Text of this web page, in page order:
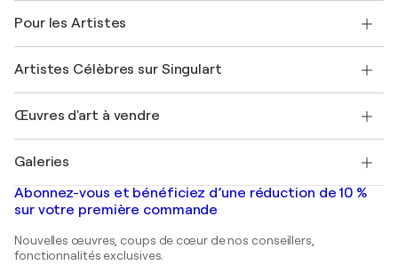
Offrir une carte cadeau
Rejoignez notre programme commercial
Mon compte
+33 1 76 44 06 42
FAQ
Magazine Singulart
Emplois
Découvrez une sélection d'art original
Pour les Artistes
Se connecter en tant qu'Artiste
Artistes Célèbres sur Singulart
Marc Chagall
Banksy
Mr. Brainwash
Shepard Fairey
Œuvres d'art à vendre
Tableaux abstraits à vendre
Peintures de paysage
Estampes
Peintures acryliques
Galeries
Galeries d'art en France
Galeries d'art en Belgique
Abonnez-vous et bénéficiez d’une réduction de 10 %
sur votre première commande
Nouvelles œuvres, coups de cœur de nos conseillers,
fonctionnalités exclusives.